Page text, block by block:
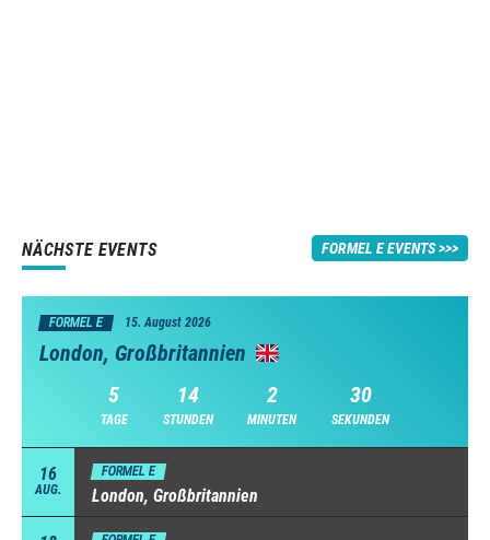
NÄCHSTE EVENTS FORMEL E EVENTS
FORMEL E 15. August 2026
London, Großbritannien
5
TAGE
14
STUNDEN
2
MINUTEN
29
SEKUNDEN
16
AUG.
FORMEL E
London, Großbritannien